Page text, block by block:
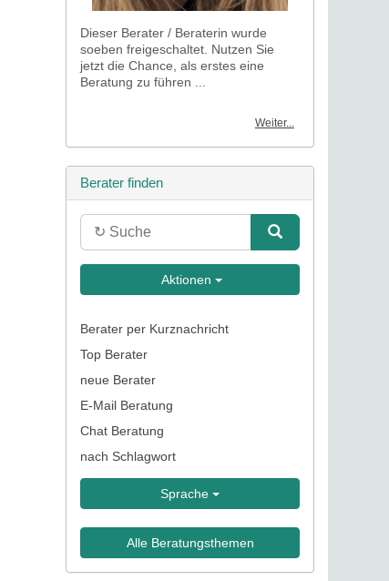
Dieser Berater / Beraterin wurde
soeben freigeschaltet. Nutzen Sie
jetzt die Chance, als erstes eine
Beratung zu führen ...
Weiter...
Berater finden
Aktionen
Berater per Kurznachricht
Top Berater
neue Berater
E-Mail Beratung
Chat Beratung
nach Schlagwort
Sprache
Alle Beratungsthemen